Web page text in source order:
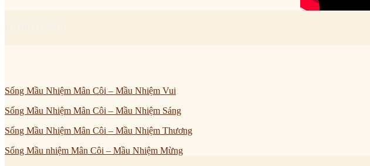
Sống Mầu Nhiệm Mân Côi – Mầu Nhiệm Vui
Sống Mầu Nhiệm Mân Côi – Mầu Nhiệm Sáng
Sống Mầu Nhiệm Mân Côi – Mầu Nhiệm Thương
Sống Mầu nhiệm Mân Côi – Mầu Nhiệm Mừng